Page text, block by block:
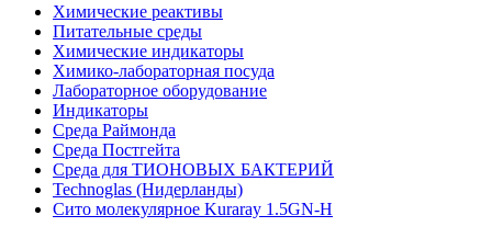
Химические реактивы
Питательные среды
Химические индикаторы
Химико-лабораторная посуда
Лабораторное оборудование
Индикаторы
Среда Раймонда
Среда Постгейта
Среда для ТИОНОВЫХ БАКТЕРИЙ
Technoglas (Нидерланды)
Сито молекулярное Kuraray 1.5GN-H